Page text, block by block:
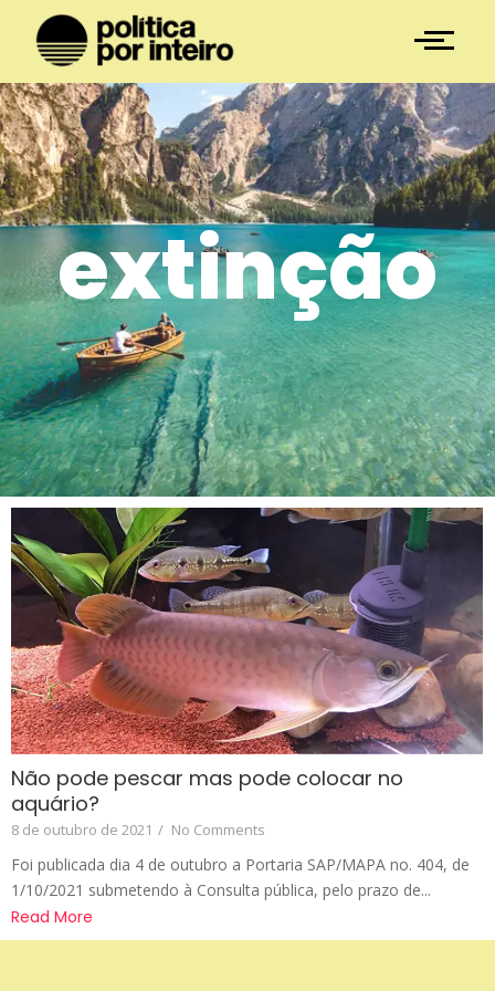
extinção
Não pode pescar mas pode colocar no
aquário?
8 de outubro de 2021 / No Comments
Foi publicada dia 4 de outubro a Portaria SAP/MAPA no. 404, de
1/10/2021 submetendo à Consulta pública, pelo prazo de...
Read More